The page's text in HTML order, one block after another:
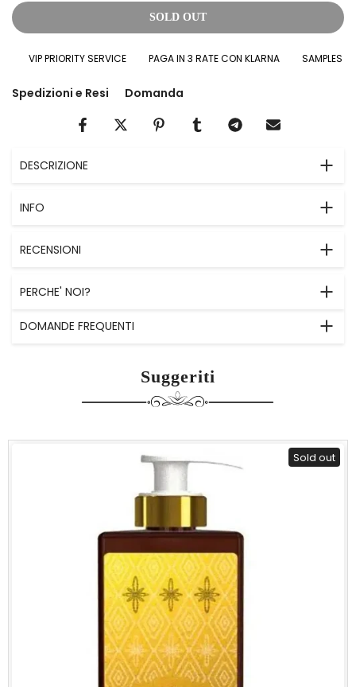
SOLD OUT
VIP PRIORITY SERVICE PAGA IN 3 RATE CON KLARNA SAMPLES IN
Spedizioni e Resi Domanda
DESCRIZIONE
INFO
RECENSIONI
PERCHE' NOI?
DOMANDE FREQUENTI
Suggeriti
Sold out